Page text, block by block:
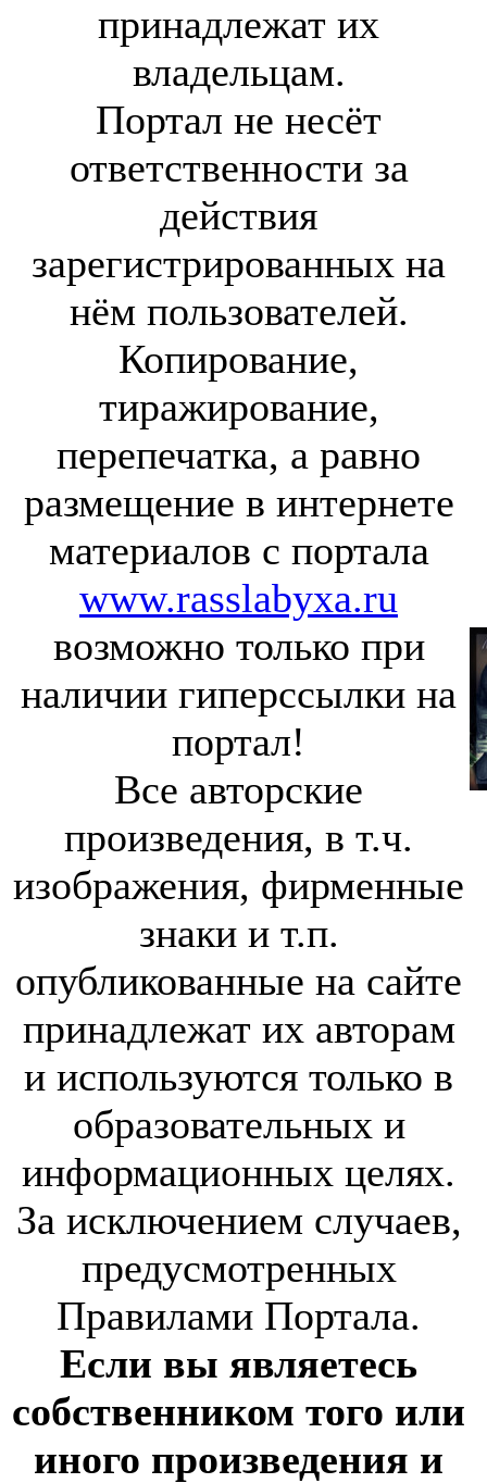
принадлежат их
владельцам.
Портал не несёт
ответственности за
действия
зарегистрированных на
нём пользователей.
Копирование,
тиражирование,
перепечатка, а равно
размещение в интернете
материалов с портала
www.rasslabyxa.ru
возможно только при
наличии гиперссылки на
портал!
Все авторские
произведения, в т.ч.
изображения, фирменные
знаки и т.п.
опубликованные на сайте
принадлежат их авторам
и используются только в
образовательных и
информационных целях.
За исключением случаев,
предусмотренных
Правилами Портала.
Если вы являетесь
собственником того или
иного произведения и